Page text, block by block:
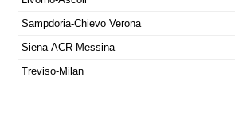
Sampdoria-Chievo Verona
Siena-ACR Messina
Treviso-Milan